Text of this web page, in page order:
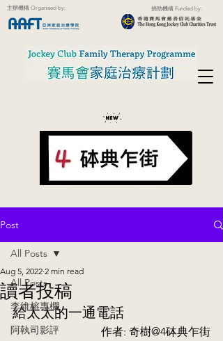
主辦機構 Organised by: 捐助機構 Funded by:
Post
All Posts
李維榕專欄
阿執司影評
All Posts
讀者投稿
Aug 5, 2022 2 min read
給太太的一通電話
作者: 奇樹@4砵典乍街